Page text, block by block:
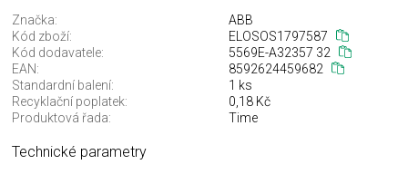
Značka:
ABB
Kód zboží:
ELOSOS1797587
Kód dodavatele:
5569E-A32357 32
EAN:
8592624459682
Standardní balení:
1 ks
Recyklační poplatek:
0,18 Kč
Produktová řada:
Time
Technické parametry